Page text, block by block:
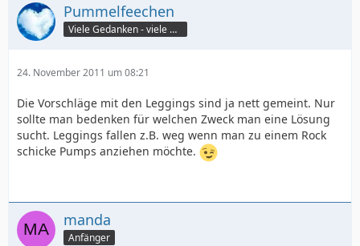
Pummelfeechen
Viele Gedanken - viele Worte
24. November 2011 um 08:21
Die Vorschläge mit den Leggings sind ja nett gemeint. Nur
sollte man bedenken für welchen Zweck man eine Lösung
sucht. Leggings fallen z.B. weg wenn man zu einem Rock
schicke Pumps anziehen möchte.
manda
Anfänger